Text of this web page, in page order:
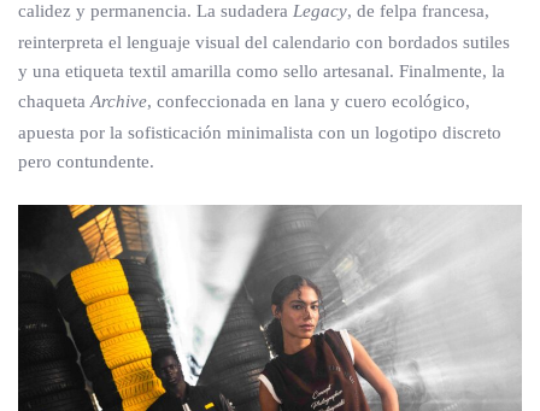
calidez y permanencia. La sudadera Legacy, de felpa francesa,
reinterpreta el lenguaje visual del calendario con bordados sutiles
y una etiqueta textil amarilla como sello artesanal. Finalmente, la
chaqueta Archive, confeccionada en lana y cuero ecológico,
apuesta por la sofisticación minimalista con un logotipo discreto
pero contundente.